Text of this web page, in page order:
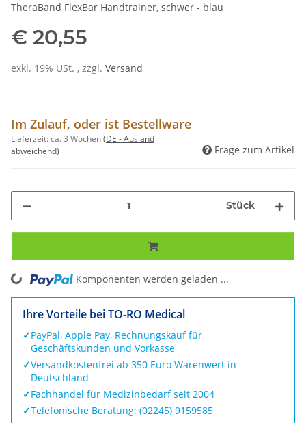
TheraBand FlexBar Handtrainer, schwer - blau
€ 20,55
exkl. 19% USt. , zzgl. Versand
Im Zulauf, oder ist Bestellware
Lieferzeit:ca. 3 Wochen(DE - Ausland
abweichend)
Frage zum Artikel
Stück
Loading... Komponenten werden geladen ...
Ihre Vorteile bei TO-RO Medical
✓PayPal, Apple Pay, Rechnungskauf für
Geschäftskunden und Vorkasse
✓Versandkostenfrei ab 350 Euro Warenwert in
Deutschland
✓Fachhandel für Medizinbedarf seit 2004
✓Telefonische Beratung: (02245) 9159585